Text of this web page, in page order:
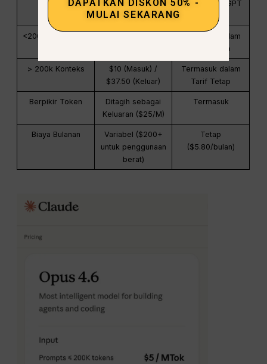
Fitur
API resmi (Tingkat
4)
Paket GlobalGPT
<200 ribu Konteks
Termasuk dalam
Tarif Tetap
> 200k Konteks
$10 (Masuk) /
$37.50 (Keluar)
Termasuk dalam
Tarif Tetap
Berpikir Token
Ditagih sebagai
Keluaran ($25/M)
Termasuk
Biaya Bulanan
Variabel ($200+
untuk penggunaan
berat)
Tetap
($5.80/bulan)
DAPATKAN DISKON 50% -
MULAI SEKARANG